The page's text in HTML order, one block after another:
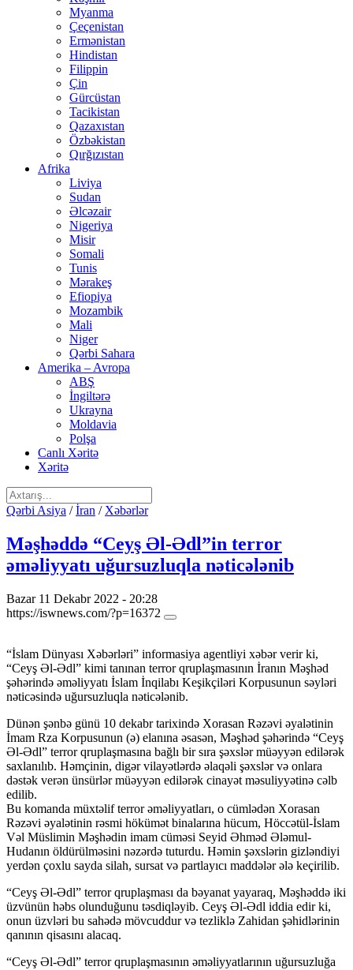
Myanma
Çeçenistan
Ermənistan
Hindistan
Filippin
Çin
Gürcüstan
Tacikistan
Qazaxıstan
Özbəkistan
Qırğızıstan
Afrika
Liviya
Sudan
Əlcəzair
Nigeriya
Misir
Somali
Tunis
Mərakeş
Efiopiya
Mozambik
Mali
Niger
Qərbi Sahara
Amerika – Avropa
ABŞ
İngiltərə
Ukrayna
Moldavia
Polşa
Canlı Xəritə
Xəritə
Qərbi Asiya /İran / Xəbərlər
Məşhəddə “Ceyş Əl-Ədl”in terror
əməliyyatı uğursuzluqla nəticələnib
Bazar 11 Dekabr 2022 - 20:28
https://iswnews.com/?p=16372
“İslam Dünyası Xəbərləri” informasiya agentliyi xəbər verir ki,
“Ceyş Əl-Ədl” kimi tanınan terror qruplaşmasının İranın Məşhəd
şəhərində əməliyyatı İslam İnqilabı Keşikçiləri Korpusunun səyləri
nəticəsində uğursuzluqla nəticələnib.
Dünən şənbə günü 10 dekabr tarixində Xorasan Rəzəvi əyalətinin
İmam Rza Korpusunun (ə) elanına əsasən, Məşhəd şəhərində “Ceyş
Əl-Ədl” terror qruplaşmasına bağlı bir sıra şəxslər müəyyən edilərək
saxlanılıb. Həmçinin, digər vilayətlərdə əlaqəli şəxslər və onlara
dəstək verən ünsürlər müəyyən edilərək cinayət məsuliyyətinə cəlb
edilib.
Bu komanda müxtəlif terror əməliyyatları, o cümlədən Xorasan
Rəzəvi əyalətinin rəsmi hökümət binalarına hücum, Höccətül-İslam
Vəl Müslimin Məşhədin imam cüməsi Seyid Əhməd Ələmul-
Hudanın öldürülməsini nəzərdə tuturdu. Həmin şəxslərin gizləndiyi
yerdən çoxlu sayda silah, sursat və partlayıcı maddələr ələ keçirilib.
“Ceyş Əl-Ədl” terror qruplaşması da bəyanat yayaraq, Məşhəddə iki
üzvünün həbs olunduğunu təsdiqləyib. Ceyş Əl-Ədl iddia edir ki,
onun üzvləri bu sahədə mövcuddur və tezliklə Zahidan şəhidlərinin
qanının qisasını alacaq.
“Ceyş Əl-Ədl” terror qruplaşmasının əməliyyatlarının uğursuzluğa